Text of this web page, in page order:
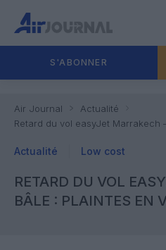
S'ABONNER
Air Journal
Actualité
Retard du vol easyJet Marrakech
Actualité Low cost
RETARD DU VOL
BÂLE : PLAINTES EN